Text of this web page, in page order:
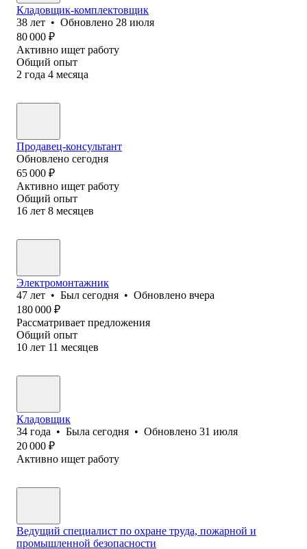
Кладовщик-комплектовщик
38 лет • Обновлено 28 июля
80 000 ₽
Активно ищет работу
Общий опыт
2 года 4 месяца
Продавец-консультант
Обновлено сегодня
65 000 ₽
Активно ищет работу
Общий опыт
16 лет 8 месяцев
Электромонтажник
47 лет • Был сегодня • Обновлено вчера
180 000 ₽
Рассматривает предложения
Общий опыт
10 лет 11 месяцев
Кладовщик
34 года • Была сегодня • Обновлено 31 июля
20 000 ₽
Активно ищет работу
Ведущий специалист по охране труда, пожарной и
промышленной безопасности